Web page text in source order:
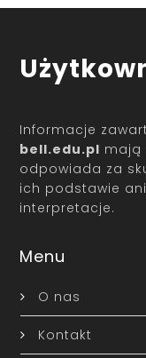
Informacje
bell.edu.pl mają
odpowiada za
ich podstawie
interpretacje.
Menu
O nas
Kontakt